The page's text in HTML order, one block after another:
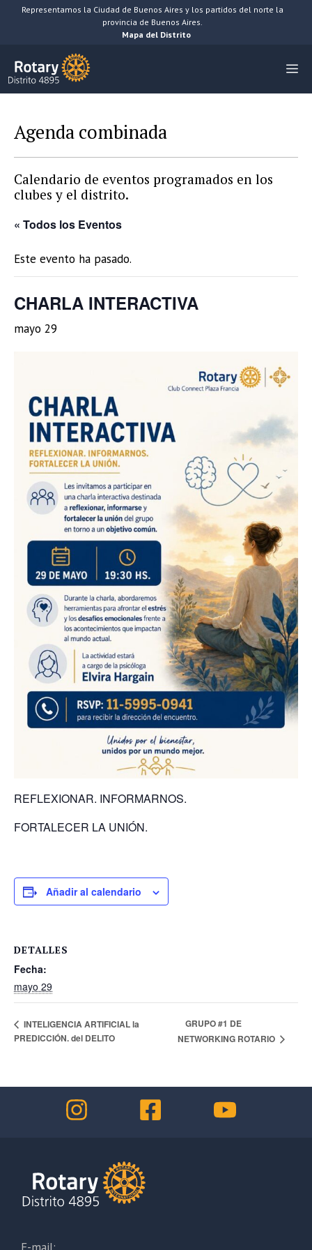
SaltarRepresentamos la Ciudad de Buenos Aires y los partidos del norte la
provincia de Buenos Aires.
Mapa del Distrito
Agenda combinada
Calendario de eventos programados en los
clubes y el distrito.
« Todos los Eventos
Este evento ha pasado.
CHARLA INTERACTIVA
mayo 29
REFLEXIONAR. INFORMARNOS.
FORTALECER LA UNIÓN.
Añadir al calendario
DETALLES
Fecha:
mayo 29
INTELIGENCIA ARTIFICIAL la
PREDICCIÓN. del DELITO
GRUPO #1 DE
NETWORKING ROTARIO